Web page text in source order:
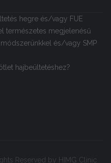
hegre és/vagy FUE
természetes megjelenésű
és/vagy SMP
hajbeültetéshez?
Reserved by HIMG Clinic